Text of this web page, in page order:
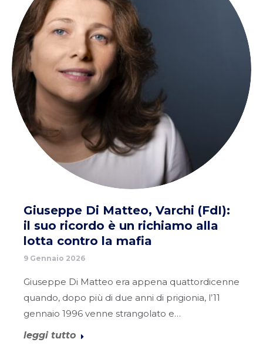
Giuseppe Di Matteo, Varchi (FdI):
il suo ricordo è un richiamo alla
lotta contro la mafia
9 Gennaio 2026
Giuseppe Di Matteo era appena quattordicenne
quando, dopo più di due anni di prigionia, l’11
gennaio 1996 venne strangolato e…
leggi tutto